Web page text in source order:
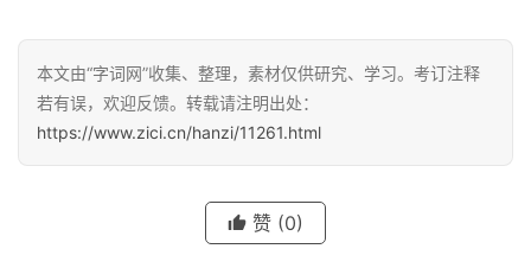
本文由“字词网”收集、整理，素材仅供研究、学习。考订注释
若有误，欢迎反馈。转载请注明出处：
https://www.zici.cn/hanzi/11261.html
赞 (0)